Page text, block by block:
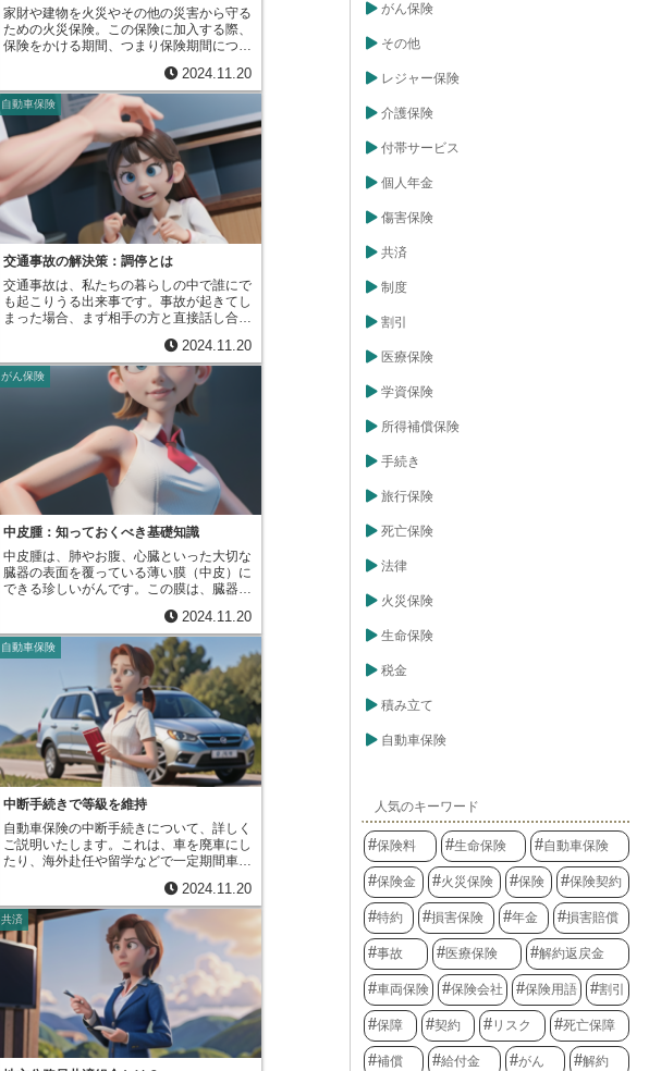
す。過去に事故を起こして等級が下がった
場合、一定期間は割引が適用されません。
ですから、この割引を受けるには、事故を
起こさずに安全運転を継続することが求め
られます。最後に、以前の契約期間中に事
故を起こしていないことも条件となりま
す。契約期間中に事故を起こしてしまう
と、せっかく積み重ねてきた無事故の記録
が途絶えてしまい、割引が適用されなくな
ってしまいます。これらの条件を全て満た
すことで、長期優良契約割引が適用され、
通常よりもお得な保険料で契約を更新でき
ます。この割引は、安全運転を続けること
で得られる大きなメリットの一つです。安
全運転を心がけることは、事故のリスクを
減らすだけでなく、家計の負担を軽くする
ことにも繋がります。日頃から交通ルール
を守り、安全運転を心がけ、この割引をぜ
ひ活用してください。
家財や建物を火災やその他の災害から守る
ための火災保険。この保険に加入する際、
保険をかける期間、つまり保険期間につい
に見直すこともできますが、複数年に設定
することも可能です。そして、この複数年
契約を選ぶ際に知っておきたいのが「長期
係数」です。長期係数とは、簡単に言うと
保険料の割引率を計算するための数値で
す。火災保険では、保険期間を長く設定す
るほど、この長期係数が小さくなり、結果
として支払う保険料の総額が安くなりま
す。たとえば、一年ごとに保険契約を更新
する場合と比べて、五年まとめて契約する
方が総額でみると保険料が割安になる、と
いった具合です。これは、保険会社にとっ
事務手続きなどの手間が省けるため、その
分を保険料に反映させているためです。火
災保険は住宅を購入する際、住宅ローンを
組むのと同時に加入することが一般的で
す。そのため、住宅購入を検討している方
は、長期の火災保険に加入することで、総
支払額を抑えることができるという点を覚
えておきましょう。また、既に火災保険に
加入していて、もうすぐ契約の更新時期が
近づいている方も、長期係数と保険料の関
係を理解しておくことで、保険料を節約で
きる可能性があります。ただし、長期係数
の具体的な値は保険会社によって多少異な
るため、複数の保険会社の商品を比較検討
し、それぞれの長期係数を確認することが
大切です。どの保険会社を選ぶかによっ
て、同じ保険期間でも最終的な保険料が変
わる可能性があります。家計の負担を少し
でも軽くするためにも、長期係数をうまく
2024.11.20
自動車保険
交通事故の解決策：調停とは
交通事故は、私たちの暮らしの中で誰にで
も起こりうる出来事です。事故が起きてし
まった場合、まず相手の方と直接話し合
が、いわゆる示談交渉です。示談交渉で
は、事故の状況や損害について、お互いの
考えを伝え合い、折り合いをつけられる点
を探っていきます。しかし、示談交渉が必
ずしも順調に進むとは限りません。たとえ
ば、事故の責任の所在や損害賠償の金額に
ついて、お互いの主張が食い違う場合、な
かなか合意に至らず、話し合いが長引くこ
ともあります。このような状況で、解決へ
の糸口を見つけるために役立つのが「調
停」という制度です。調停とは、裁判所に
おいて、中立的な立場にある調停委員を交
です。調停委員は、双方の言い分を丁寧に
聞き取り、お互いが納得できる解決方法を
提案してくれます。調停のメリットは、裁
判を起こすよりも時間や費用を抑えられる
ことです。裁判では、複雑な手続きや証拠
の提出が必要となる場合が多く、時間も費
用もかかります。それに比べて調停は、手
続きが簡便で、比較的短い期間で解決を目
指せます。また、調停では、当事者同士が
直接話し合う機会が設けられるため、お互
いの気持ちを理解し合い、より良い関係を
築きながら解決できる可能性があります。
交通事故の示談交渉がうまくいかない場
合、調停という選択肢があることを覚えて
おきましょう。調停によって、時間と費用
を抑えつつ、円満な解決を目指せるかもし
れません。
2024.11.20
がん保険
中皮腫：知っておくべき基礎知識
中皮腫は、肺やお腹、心臓といった大切な
臓器の表面を覆っている薄い膜（中皮）に
できる珍しいがんです。この膜は、臓器同
た、滑らかに動くようにサポートする大切
な役割を担っています。中皮腫は、この中
皮を構成する細胞から発生し、悪い腫瘍と
して増殖していきます。中皮腫は、発生す
る場所によって種類が分けられます。肺を
包む膜にできる胸膜中皮腫、お腹の中にあ
る臓器を包む膜にできる腹膜中皮腫、心臓
を包む膜にできる心膜中皮腫などがありま
す。中でも、胸膜中皮腫が最も多く、全体
の約７割を占めています。中皮腫の主な原
因は、アスベスト（石綿）と呼ばれる物質
への曝露です。アスベストを吸い込むこと
てがん化すると考えられています。アスベ
ストは、かつて建材などに広く使われてい
たため、過去にアスベストに曝露した経験
がある方は注意が必要です。中皮腫の潜伏
期間（曝露から発症までの期間）は２０年
から４０年と非常に長く、発症したときに
は病気がかなり進行している場合も少なく
ありません。そのため、早期発見と早期治
療が非常に重要です。少しでも体に異変を
感じたら、すぐに医療機関を受診しましょ
う。早期に発見し、適切な治療を受けるこ
とで、より良い経過が期待できます。
2024.11.20
自動車保険
中断手続きで等級を維持
自動車保険の中断手続きについて、詳しく
ご説明いたします。これは、車を廃車にし
たり、海外赴任や留学などで一定期間車を
に止める手続きのことです。この手続きを
行う最大の利点は、ノンフリート等級を維
持できるという点です。ノンフリート等級
とは、自動車保険の保険料を決める重要な
要素です。事故を起こさずに保険を使わな
い期間が長くなるほど、等級が上がり、保
険料が割引されます。これは、安全運転を
続ける契約者へのご褒美のようなもので
す。長年の安全運転で高い等級を獲得して
いれば、その分保険料がお得になります。
もし、車を手放す際に中断手続きをせずに
2024.11.20
共済
がん保険
その他
レジャー保険
介護保険
付帯サービス
個人年金
傷害保険
共済
制度
割引
医療保険
学資保険
所得補償保険
手続き
旅行保険
死亡保険
法律
火災保険
生命保険
税金
積み立て
自動車保険
人気のキーワード
保険料 生命保険 自動車保険
保険金 火災保険 保険 保険契約
特約 損害保険 年金 損害賠償
事故 医療保険 解約返戻金
車両保険 保険会社 保険用語 割引
保障 契約 リスク 死亡保障
補償 給付金 がん 解約